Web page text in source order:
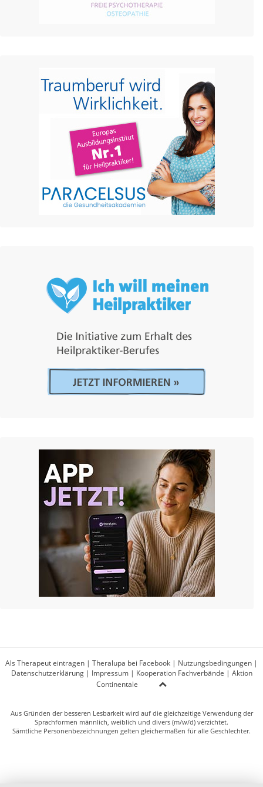
Als Therapeut eintragen | Theralupa bei Facebook | Nutzungsbedingungen |
Datenschutzerklärung| Impressum| Kooperation Fachverbände | Aktion
Continentale
Aus Gründen der besseren Lesbarkeit wird auf die gleichzeitige Verwendung der
Sprachformen männlich, weiblich und divers (m/w/d) verzichtet.
Sämtliche Personenbezeichnungen gelten gleichermaßen für alle Geschlechter.